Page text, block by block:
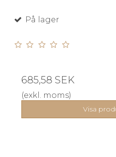
På lager
685,58 SEK
(exkl. moms)
Visa